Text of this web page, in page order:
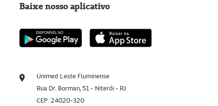
Unimed Leste Fluminense
Rua Dr. Borman, 51 - Niterói - RJ
CEP: 24020-320
Baixe nosso aplicativo